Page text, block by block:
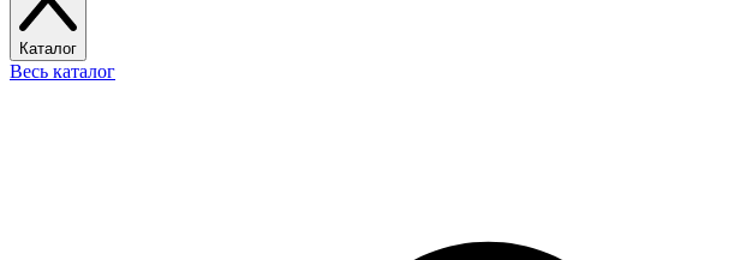
Каталог
Весь каталог